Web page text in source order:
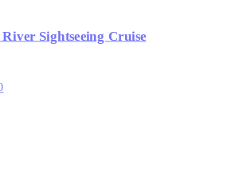
Sightseeing Cruise